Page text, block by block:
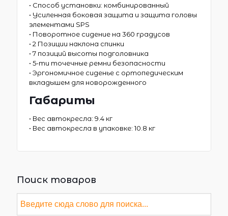
• Способ установки: комбинированный
• Усиленная боковая защита и защита головы
элементами SPS
• Поворотное сидение на 360 градусов
• 2 Позиции наклона спинки
• 7 позиций высоты подголовника
• 5-ти точечные ремни безопасности
• Эргономичное сиденье с ортопедическим
вкладышем для новорожденного
Габариты
• Вес автокресла: 9.4 кг
• Вес автокресла в упаковке: 10.8 кг
Поиск товаров